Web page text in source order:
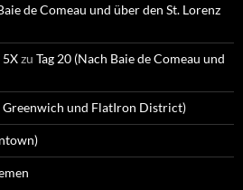
de Comeau und über den St. Lorenz
5Xzu Tag 20 (Nach Baie de Comeau und
Greenwich und FlatIron District)